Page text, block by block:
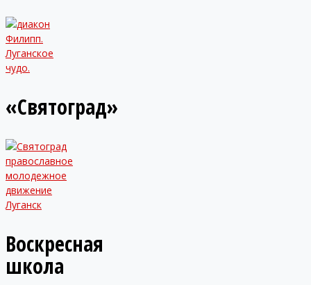
«Святоград»
Воскресная
школа